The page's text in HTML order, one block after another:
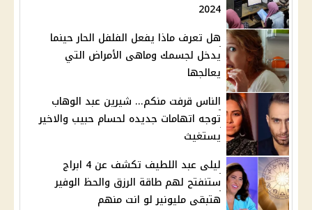
2024
هل تعرف ماذا يفعل الفلفل الحار حينما
يدخل لجسمك وماهى الأمراض التي
يعالجها
الناس قرفت منكم... شيرين عبد الوهاب
توجه اتهامات جديده لحسام حبيب والاخير
يستغيث
ليلى عبد اللطيف تكشف عن 4 ابراج
ستنفتح لهم طاقة الرزق والحظ الوفير
هتبقى مليونير لو انت منهم